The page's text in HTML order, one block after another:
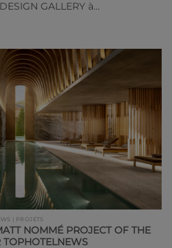
GALLERY à…
| PROJETS
NOMMÉ PROJECT OF THE
TOPHOTELNEWS